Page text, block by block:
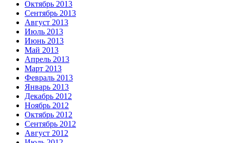
Октябрь 2013
Сентябрь 2013
Август 2013
Июль 2013
Июнь 2013
Май 2013
Апрель 2013
Март 2013
Февраль 2013
Январь 2013
Декабрь 2012
Ноябрь 2012
Октябрь 2012
Сентябрь 2012
Август 2012